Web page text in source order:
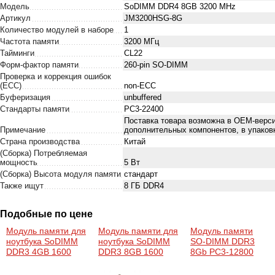
Модель
SoDIMM DDR4 8GB 3200 MHz
Артикул
JM3200HSG-8G
Количество модулей в наборе
1
Частота памяти
3200 МГц
Тайминги
CL22
Форм-фактор памяти
260-pin SO-DIMM
Проверка и коррекция ошибок
(ECC)
non-ECC
Буферизация
unbuffered
Стандарты памяти
PC3-22400
Примечание
Поставка товара возможна в ОЕМ-
дополнительных компонентов, в
Страна производства
Китай
(Сборка) Потребляемая
мощность
5 Вт
(Сборка) Высота модуля памяти стандарт
Также ищут
8 ГБ DDR4
Подобные по цене
Модуль памяти для
ноутбука SoDIMM
DDR3 4GB 1600
Модуль памяти для
ноутбука SoDIMM
DDR3 8GB 1600
(R538G1601S2S-U)
Модуль памяти
SO-DIMM DDR3
8Gb PC3-12800